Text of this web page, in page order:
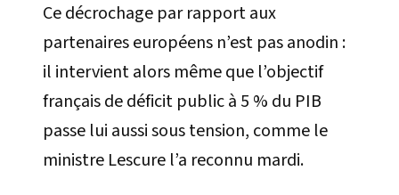
Ce décrochage par rapport aux
partenaires européens n’est pas anodin :
il intervient alors même que l’objectif
français de déficit public à 5 % du PIB
passe lui aussi sous tension, comme le
ministre Lescure l’a reconnu mardi.